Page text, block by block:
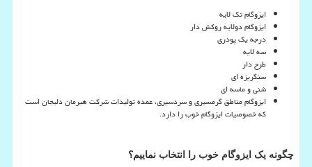
ایزوگام تک لایه
ایزوگام دولایه روکش دار
درجه یک پودری
سه لایه
طرح دار
سنگریزه ای
شنی و ماسه ای
ایزوگام مناطق گرمسیری و سردسیری، عمده تولیدات شرکت هیرمان دلیجان است
که خصوصیات ایزوگام خوب را دارد.
چگونه یک ایزوگام خوب را انتخاب نماییم؟